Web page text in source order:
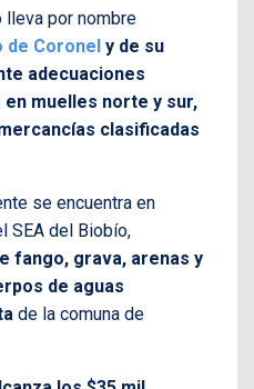
lleva por nombre
de Coronel y de su
adecuaciones
muelles norte y sur,
clasificadas
se encuentra en
SEA del Biobío,
fango, grava, arenas y
de aguas
de la comuna de